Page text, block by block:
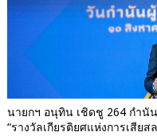
นายกฯ อนุทิน เชิดชู 264 กำนั
“รางวัลเกียรติยศแห่งการเสียส